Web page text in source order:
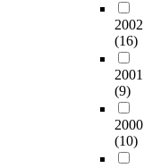
2002
(16)
2001
(9)
2000
(10)